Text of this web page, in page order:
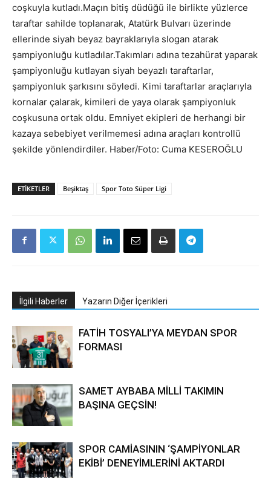
coşkuyla kutladı.Maçın bitiş düdüğü ile birlikte yüzlerce
taraftar sahilde toplanarak, Atatürk Bulvarı üzerinde
ellerinde siyah beyaz bayraklarıyla slogan atarak
şampiyonluğu kutladılar.Takımları adına tezahürat yaparak
şampiyonluğu kutlayan siyah beyazlı taraftarlar,
şampiyonluk şarkısını söyledi. Kimi taraftarlar araçlarıyla
kornalar çalarak, kimileri de yaya olarak şampiyonluk
coşkusuna ortak oldu. Emniyet ekipleri de herhangi bir
kazaya sebebiyet verilmemesi adına araçları kontrollü
şekilde yönlendirdiler. Haber/Foto: Cuma KESEROĞLU
ETIKETLER Beşiktaş Spor Toto Süper Ligi
İlgili Haberler Yazarın Diğer İçerikleri
FATİH TOSYALI’YA MEYDAN SPOR
FORMASI
SAMET AYBABA MİLLİ TAKIMIN
BAŞINA GEÇSİN!
SPOR CAMİASININ ‘ŞAMPİYONLAR
EKİBİ’ DENEYİMLERİNİ AKTARDI